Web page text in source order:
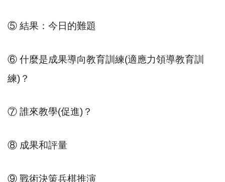
⑤ 結果：今日的難題
⑥ 什麼是成果導向教育訓練(適應力領導教育訓
練)？
⑦ 誰來教學(促進)？
⑧ 成果和評量
⑨ 戰術決策兵棋推演